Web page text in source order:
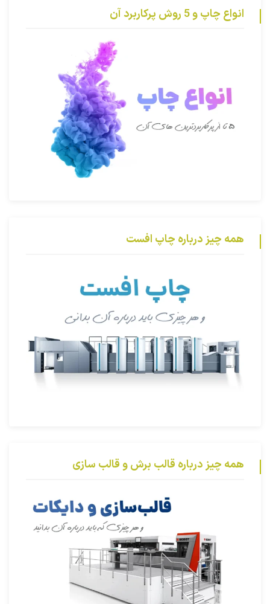
انواع چاپ و 5 روش پرکاربرد آن
همه چیز درباره چاپ افست
همه چیز درباره قالب برش و قالب سازی